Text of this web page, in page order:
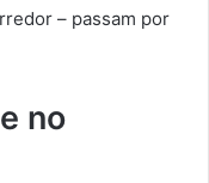
– passam por
no